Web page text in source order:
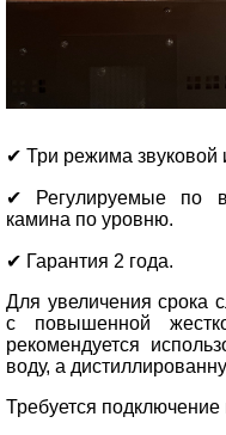
✔ Три режима звуковой
✔ Регулируемые по
камина по уровню.
✔ Гарантия 2 года.
Для увеличения срока
с повышенной
рекомендуется
воду, а
Требуется подключение